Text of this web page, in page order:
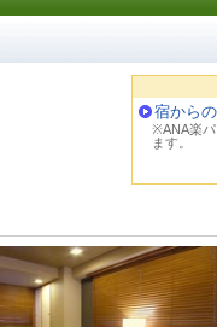
宿から
※ANA楽パ
ます。